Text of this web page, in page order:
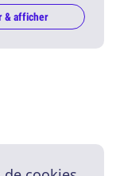
& afficher